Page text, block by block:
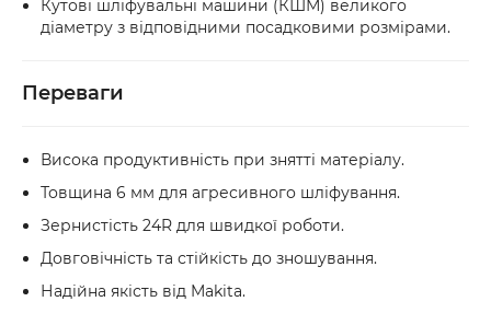
Кутові шліфувальні машини (КШМ) великого
діаметру з відповідними посадковими розмірами.
Переваги
Висока продуктивність при знятті матеріалу.
Товщина 6 мм для агресивного шліфування.
Зернистість 24R для швидкої роботи.
Довговічність та стійкість до зношування.
Надійна якість від Makita.